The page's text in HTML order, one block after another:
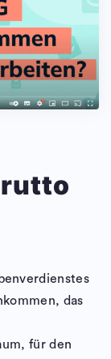
das
für den